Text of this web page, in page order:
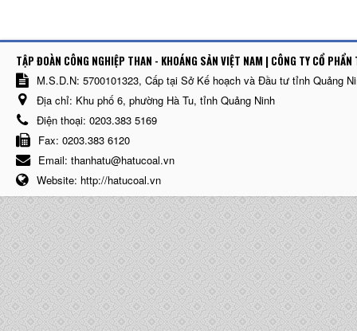
TẬP ĐOÀN CÔNG NGHIỆP THAN - KHOÁNG SẢN VIỆT NAM | CÔNG TY CỔ
M.S.D.N: 5700101323, Cấp tại Sở Kế hoạch và Đầu tư tỉnh Quảng
Địa chỉ: Khu phố 6, phường Hà Tu, tỉnh Quảng Ninh
Điện thoại: 0203.383 5169
Fax: 0203.383 6120
Email: thanhatu@hatucoal.vn
Website: http://hatucoal.vn